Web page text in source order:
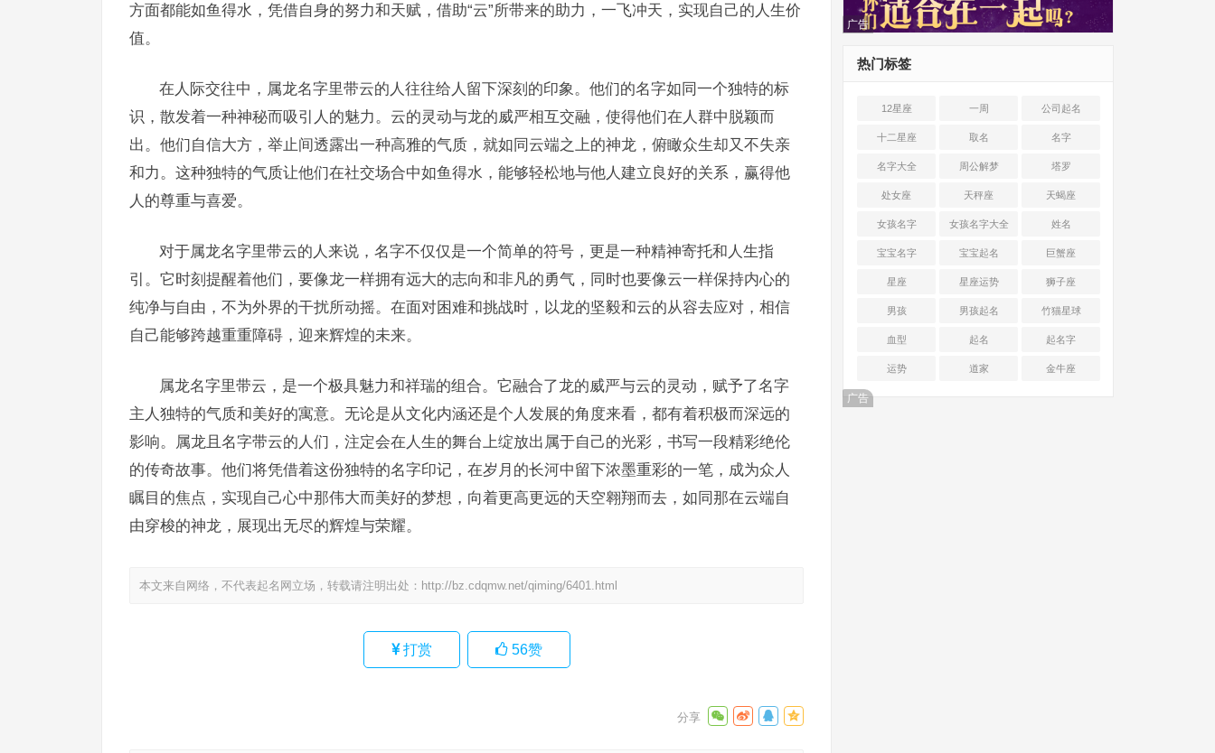
方面都能如鱼得水，凭借自身的努力和天赋，借助“云”所带来的助力，一飞冲天，实现自己的人生价
值。
在人际交往中，属龙名字里带云的人往往给人留下深刻的印象。他们的名字如同一个独特的标
识，散发着一种神秘而吸引人的魅力。云的灵动与龙的威严相互交融，使得他们在人群中脱颖而
出。他们自信大方，举止间透露出一种高雅的气质，就如同云端之上的神龙，俯瞰众生却又不失亲
和力。这种独特的气质让他们在社交场合中如鱼得水，能够轻松地与他人建立良好的关系，赢得他
人的尊重与喜爱。
对于属龙名字里带云的人来说，名字不仅仅是一个简单的符号，更是一种精神寄托和人生指
引。它时刻提醒着他们，要像龙一样拥有远大的志向和非凡的勇气，同时也要像云一样保持内心的
纯净与自由，不为外界的干扰所动摇。在面对困难和挑战时，以龙的坚毅和云的从容去应对，相信
自己能够跨越重重障碍，迎来辉煌的未来。
属龙名字里带云，是一个极具魅力和祥瑞的组合。它融合了龙的威严与云的灵动，赋予了名字
主人独特的气质和美好的寓意。无论是从文化内涵还是个人发展的角度来看，都有着积极而深远的
影响。属龙且名字带云的人们，注定会在人生的舞台上绽放出属于自己的光彩，书写一段精彩绝伦
的传奇故事。他们将凭借着这份独特的名字印记，在岁月的长河中留下浓墨重彩的一笔，成为众人
瞩目的焦点，实现自己心中那伟大而美好的梦想，向着更高更远的天空翱翔而去，如同那在云端自
由穿梭的神龙，展现出无尽的辉煌与荣耀。
本文来自网络，不代表起名网立场，转载请注明出处： http://bz.cdqmw.net/qiming/6401.html
打赏 56赞
广告
热门标签
12星座 一周 公司起名
十二星座 取名 名字
名字大全 周公解梦 塔罗
处女座 天秤座 天蝎座
女孩名字 女孩名字大全 姓名
宝宝名字 宝宝起名 巨蟹座
星座 星座运势 狮子座
男孩 男孩起名 竹猫星球
血型 起名 起名字
运势 道家 金牛座
广告